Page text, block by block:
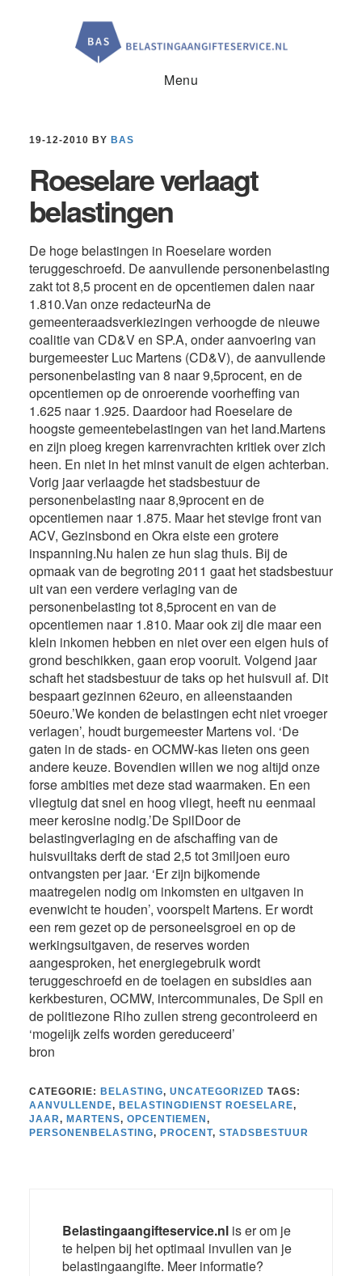
Menu
19-12-2010 BY BAS
Roeselare verlaagt
belastingen
De hoge belastingen in Roeselare worden
teruggeschroefd. De aanvullende personenbelasting
zakt tot 8,5 procent en de opcentiemen dalen naar
1.810.Van onze redacteurNa de
gemeenteraadsverkiezingen verhoogde de nieuwe
coalitie van CD&V en SP.A, onder aanvoering van
burgemeester Luc Martens (CD&V), de aanvullende
personenbelasting van 8 naar 9,5procent, en de
opcentiemen op de onroerende voorheffing van
1.625 naar 1.925. Daardoor had Roeselare de
hoogste gemeentebelastingen van het land.Martens
en zijn ploeg kregen karrenvrachten kritiek over zich
heen. En niet in het minst vanuit de eigen achterban.
Vorig jaar verlaagde het stadsbestuur de
personenbelasting naar 8,9procent en de
opcentiemen naar 1.875. Maar het stevige front van
ACV, Gezinsbond en Okra eiste een grotere
inspanning.Nu halen ze hun slag thuis. Bij de
opmaak van de begroting 2011 gaat het stadsbestuur
uit van een verdere verlaging van de
personenbelasting tot 8,5procent en van de
opcentiemen naar 1.810. Maar ook zij die maar een
klein inkomen hebben en niet over een eigen huis of
grond beschikken, gaan erop vooruit. Volgend jaar
schaft het stadsbestuur de taks op het huisvuil af. Dit
bespaart gezinnen 62euro, en alleenstaanden
50euro.’We konden de belastingen echt niet vroeger
verlagen’, houdt burgemeester Martens vol. ‘De
gaten in de stads- en OCMW-kas lieten ons geen
andere keuze. Bovendien willen we nog altijd onze
forse ambities met deze stad waarmaken. En een
vliegtuig dat snel en hoog vliegt, heeft nu eenmaal
meer kerosine nodig.’De SpilDoor de
belastingverlaging en de afschaffing van de
huisvuiltaks derft de stad 2,5 tot 3miljoen euro
ontvangsten per jaar. ‘Er zijn bijkomende
maatregelen nodig om inkomsten en uitgaven in
evenwicht te houden’, voorspelt Martens. Er wordt
een rem gezet op de personeelsgroei en op de
werkingsuitgaven, de reserves worden
aangesproken, het energiegebruik wordt
teruggeschroefd en de toelagen en subsidies aan
kerkbesturen, OCMW, intercommunales, De Spil en
de politiezone Riho zullen streng gecontroleerd en
‘mogelijk zelfs worden gereduceerd’
bron
CATEGORIE: BELASTING, UNCATEGORIZED TAGS:
AANVULLENDE, BELASTINGDIENST ROESELARE,
JAAR, MARTENS, OPCENTIEMEN,
PERSONENBELASTING, PROCENT, STADSBESTUUR
Belastingaangifteservice.nlis er om je
te helpen bij het optimaal invullen van je
belastingaangifte. Meer informatie?